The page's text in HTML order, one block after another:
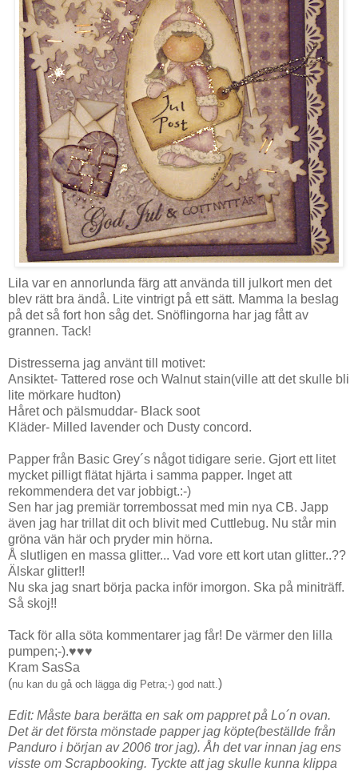
Lila var en annorlunda färg att använda till julkort men det
blev rätt bra ändå. Lite vintrigtpå ett sätt. Mamma la beslag
på det så fort hon såg det. Snöflingorna har jag fått av
grannen. Tack!
Distresserna jag använt till motivet:
Ansiktet- Tattered rose och Walnut stain(ville att det skulle bli
lite mörkare hudton)
Håret och pälsmuddar- Black soot
Kläder- Milled lavender och Dusty concord.
Papper från Basic Grey´s något tidigare serie. Gjort ett litet
mycket pilligtflätat hjärta i samma papper. Inget att
rekommendera det var jobbigt.:-)
Sen har jag premiär torrembossatmed min nya CB. Japp
även jag har trillat dit och blivit med Cuttlebug. Nu står min
gröna vän här och pryder min hörna.
Å slutligen en massa glitter... Vad vore ett kort utan glitter..??
Älskar glitter!!
Nu ska jag snart börja packa inför imorgon. Ska på miniträff.
Så skoj!!
Tack för alla söta kommentarer jag får! De värmer den lilla
pumpen;-).♥♥♥
Kram SasSa
(nu kan du gå och lägga dig Petra;-) god natt. )
Edit: Måste bara berätta en sak om pappret på Lo´n ovan.
Det är det första mönstade papper jag köpte(beställde från
Panduro i början av 2006 tror jag). Åh det var innan jag ens
visste om Scrapbooking. Tyckte att jag skulle kunna klippa